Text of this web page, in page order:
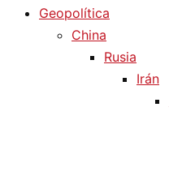
Geopolítica
China
Rusia
Irán